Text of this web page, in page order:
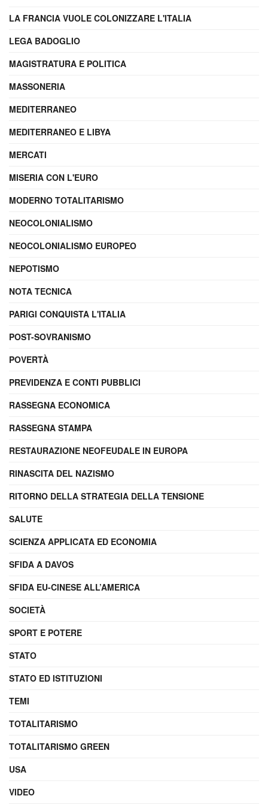
LA FRANCIA VUOLE COLONIZZARE L'ITALIA
LEGA BADOGLIO
MAGISTRATURA E POLITICA
MASSONERIA
MEDITERRANEO
MEDITERRANEO E LIBYA
MERCATI
MISERIA CON L'EURO
MODERNO TOTALITARISMO
NEOCOLONIALISMO
NEOCOLONIALISMO EUROPEO
NEPOTISMO
NOTA TECNICA
PARIGI CONQUISTA L'ITALIA
POST-SOVRANISMO
POVERTÀ
PREVIDENZA E CONTI PUBBLICI
RASSEGNA ECONOMICA
RASSEGNA STAMPA
RESTAURAZIONE NEOFEUDALE IN EUROPA
RINASCITA DEL NAZISMO
RITORNO DELLA STRATEGIA DELLA TENSIONE
SALUTE
SCIENZA APPLICATA ED ECONOMIA
SFIDA A DAVOS
SFIDA EU-CINESE ALL’AMERICA
SOCIETÀ
SPORT E POTERE
STATO
STATO ED ISTITUZIONI
TEMI
TOTALITARISMO
TOTALITARISMO GREEN
USA
VIDEO